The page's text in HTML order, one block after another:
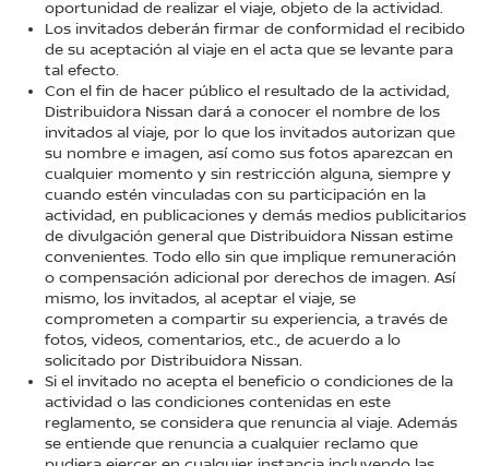
oportunidad de realizar el viaje, objeto de la actividad.
Los invitados deberán firmar de conformidad el recibido
de su aceptación al viaje en el acta que se levante para
tal efecto.
Con el fin de hacer público el resultado de la actividad,
Distribuidora Nissan dará a conocer el nombre de los
invitados al viaje, por lo que los invitados autorizan que
su nombre e imagen, así como sus fotos aparezcan en
cualquier momento y sin restricción alguna, siempre y
cuando estén vinculadas con su participación en la
actividad, en publicaciones y demás medios publicitarios
de divulgación general que Distribuidora Nissan estime
convenientes. Todo ello sin que implique remuneración
o compensación adicional por derechos de imagen. Así
mismo, los invitados, al aceptar el viaje, se
comprometen a compartir su experiencia, a través de
fotos, videos, comentarios, etc., de acuerdo a lo
solicitado por Distribuidora Nissan.
Si el invitado no acepta el beneficio o condiciones de la
actividad o las condiciones contenidas en este
reglamento, se considera que renuncia al viaje. Además
se entiende que renuncia a cualquier reclamo que